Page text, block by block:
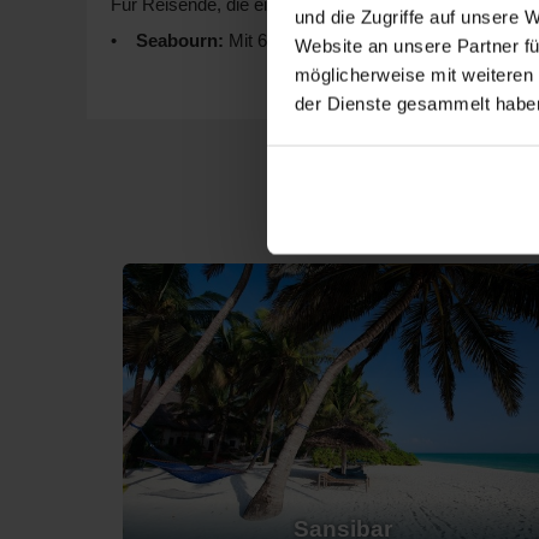
und die Zugriffe auf unsere
Website an unsere Partner
möglicherweise mit
der Dienste gesammelt
Für Reisende, die ein besonders exklusives Erlebnis
Seabourn: Mit 6 Schiffen, von denen 1 nach
Abfahrtsorte sind Kapstadt oder
Barcelona
Diese Reederei mit 14 Schiffen bietet 2
Azamara Cruises:Diese Reederei hat 4 Schiffe,
Veranstaltungen und kulinarischen Erlebnissen.
Häfen in Zanzibar und ihre
Bei Ihrer Ankunft in Zanzibar werden Sie den lebhaften
Sansibar:
Die Stadt ist berühmt für ihre Altstadt,
Darajani besuchen, wo lokale Gewürze,
ehemaligen Sklavenmarkt. Genießen Sie bei Ihrem
Top-Häfen außerhalb von
Sansibar